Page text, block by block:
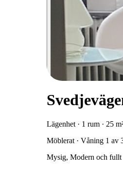
Lägenhet · 1 rum · 25
Möblerat · Våning 1 av
Mysig, Modern och fullt